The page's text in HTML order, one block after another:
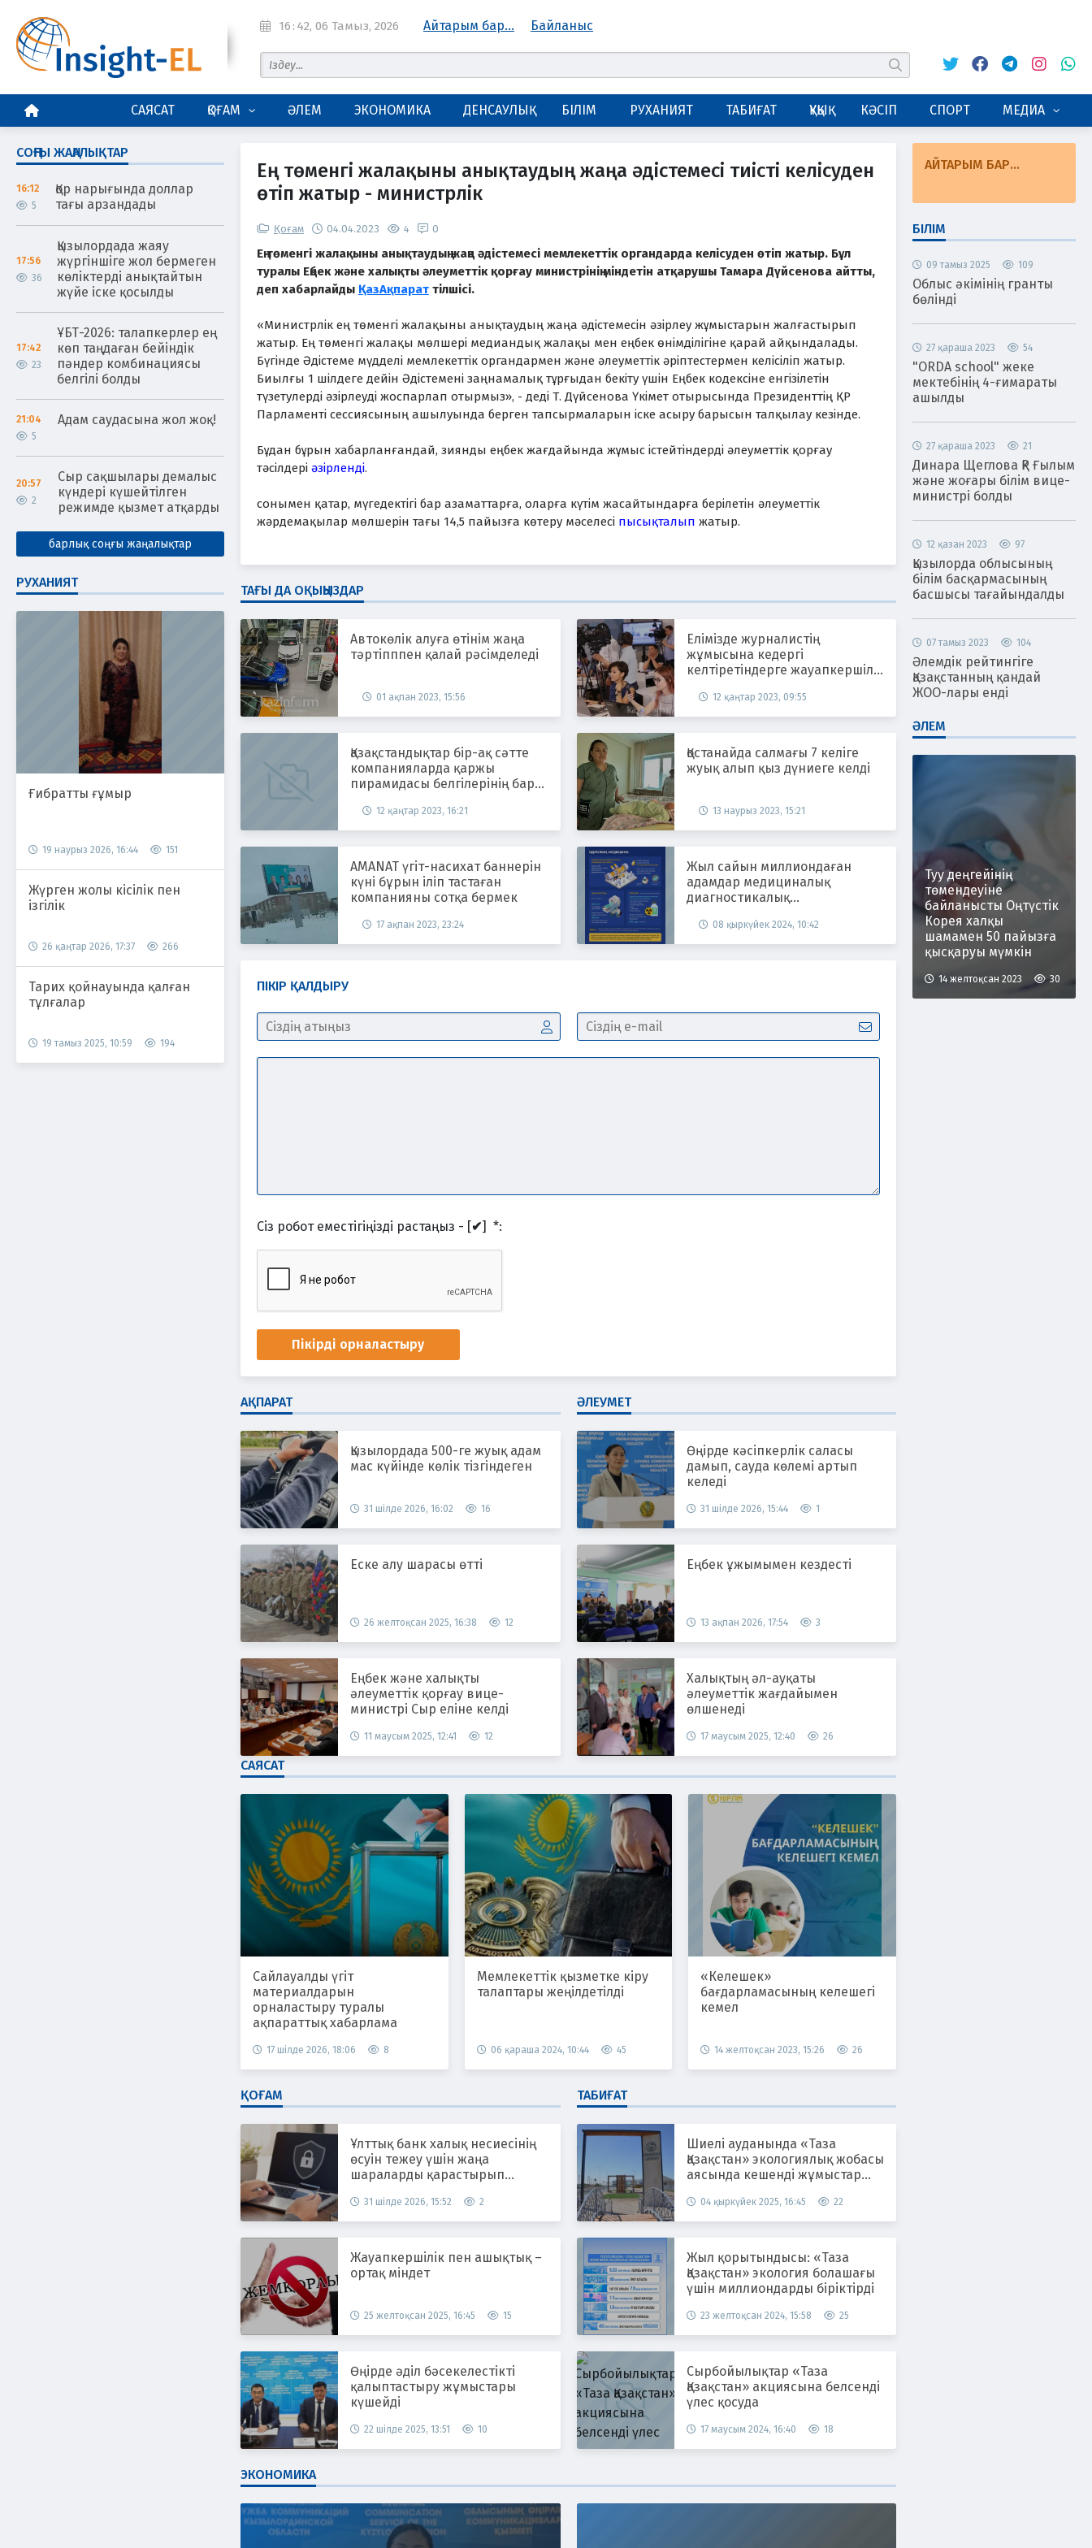
16 : 42, 06 Тамыз, 2026 Айтарым бар... Байланыс
табу
САЯСАТ ҚОҒАМ ӘЛЕМ ЭКОНОМИКА ДЕНСАУЛЫҚ БІЛІМ РУХАНИЯТ ТАБИҒАТ ҚҰҚЫҚ КӘСІП СПОРТ МЕДИА
СОҢҒЫ ЖАҢАЛЫҚТАР
16:12
5
Қор нарығында доллар
тағы арзандады
17:56
36
Қызылордада жаяу
жүргіншіге жол бермеген
көліктерді анықтайтын
жүйе іске қосылды
17:42
23
ҰБТ-2026: талапкерлер ең
көп таңдаған бейіндік
пәндер комбинациясы
белгілі болды
21:04
5
Адам саудасына жол жоқ!
20:57
2
Сыр сақшылары демалыс
күндері күшейтілген
режимде қызмет атқарды
барлық соңғы жаңалықтар
РУХАНИЯТ
Ғибратты ғұмыр
19 наурыз 2026, 16:44 151
Жүрген жолы кісілік пен
ізгілік
26 қаңтар 2026, 17:37 266
Тарих қойнауында қалған
тұлғалар
19 тамыз 2025, 10:59 194
Ең төменгі жалақыны анықтаудың жаңа әдістемесі тиісті келісуден
өтіп жатыр - министрлік
Қоғам 04.04.2023 4 0
Ең төменгі жалақыны анықтаудың жаңа әдістемесі мемлекеттік органдарда келісуден өтіп жатыр. Бұл
туралы Еңбек және халықты әлеуметтік қорғау министрінің міндетін атқарушы Тамара Дүйсенова айтты,
деп хабарлайды ҚазАқпараттілшісі.
«Министрлік ең төменгі жалақыны анықтаудың жаңа әдістемесін әзірлеу жұмыстарын жалғастырып
жатыр. Ең төменгі жалақы мөлшері медиандық жалақы мен еңбек өнімділігіне қарай айқындалады.
Бүгінде Әдістеме мүдделі мемлекеттік органдармен және әлеуметтік әріптестермен келісіліп жатыр.
Биылғы 1 шілдеге дейін Әдістемені заңнамалық тұрғыдан бекіту үшін Еңбек кодексіне енгізілетін
түзетулерді әзірлеуді жоспарлап отырмыз», - деді Т. Дүйсенова Үкімет отырысында Президенттің ҚР
Парламенті сессиясының ашылуында берген тапсырмаларын іске асыру барысын талқылау кезінде.
Бұдан бұрын хабарланғандай, зиянды еңбек жағдайында жұмыс істейтіндерді әлеуметтік қорғау
тәсілдері әзірленді.
сонымен қатар, мүгедектігі бар азаматтарға, оларға күтім жасайтындарға берілетін әлеуметтік
жәрдемақылар мөлшерін тағы 14,5 пайызға көтеру мәселесі пысықталып жатыр.
ТАҒЫ ДА ОҚЫҢЫЗДАР
Автокөлік алуға өтінім жаңа
тәртіпппен қалай рәсімделеді
01 ақпан 2023, 15:56
Елімізде журналистің
жұмысына кедергі
келтіретіндерге жауапкершілік
12 қаңтар 2023, 09:55
Қазақстандықтар бір-ақ сәтте
компанияларда қаржы
пирамидасы белгілерінің бар-
12 қаңтар 2023, 16:21
Қостанайда салмағы 7 келіге
жуық алып қыз дүниеге келді
13 наурыз 2023, 15:21
AMANAT үгіт-насихат баннерін
күні бұрын іліп тастаған
компанияны сотқа бермек
17 ақпан 2023, 23:24
Жыл сайын миллиондаған
адамдар медициналық
диагностикалық
08 қыркүйек 2024, 10:42
ПІКІР ҚАЛДЫРУ
Сіз робот еместігіңізді растаңыз - [✔] *:
Пікірді орналастыру
АҚПАРАТ
Қызылордада 500-ге жуық адам
мас күйінде көлік тізгіндеген
31 шілде 2026, 16:02 16
Еске алу шарасы өтті
26 желтоқсан 2025, 16:38 12
Еңбек және халықты
әлеуметтік қорғау вице-
министрі Сыр еліне келді
11 маусым 2025, 12:41 12
ӘЛЕУМЕТ
Өңірде кәсіпкерлік саласы
дамып, сауда көлемі артып
келеді
31 шілде 2026, 15:44 1
Еңбек ұжымымен кездесті
13 ақпан 2026, 17:54 3
Халықтың әл-ауқаты
әлеуметтік жағдайымен
өлшенеді
17 маусым 2025, 12:40 26
САЯСАТ
Сайлауалды үгіт
материалдарын
орналастыру туралы
ақпараттық хабарлама
17 шілде 2026, 18:06 8
Мемлекеттік қызметке кіру
талаптары жеңілдетілді
06 қараша 2024, 10:44 45
«Келешек»
бағдарламасының келешегі
кемел
14 желтоқсан 2023, 15:26 26
ҚОҒАМ
Ұлттық банк халық несиесінің
өсуін тежеу үшін жаңа
шараларды қарастырып
31 шілде 2026, 15:52 2
Жауапкершілік пен ашықтық –
ортақ міндет
25 желтоқсан 2025, 16:45 15
Өңірде әділ бәсекелестікті
қалыптастыру жұмыстары
күшейді
22 шілде 2025, 13:51 10
ТАБИҒАТ
Шиелі ауданында «Таза
Қазақстан» экологиялық жобасы
аясында кешенді жұмыстар
04 қыркүйек 2025, 16:45 22
Жыл қорытындысы: «Таза
Қазақстан» экология болашағы
үшін миллиондарды біріктірді
23 желтоқсан 2024, 15:58 25
Сырбойылықтар «Таза
Қазақстан» акциясына белсенді
үлес қосуда
17 маусым 2024, 16:40 18
ЭКОНОМИКА
АЙТАРЫМ БАР...
БІЛІМ
09 тамыз 2025 109
Облыс әкімінің гранты
бөлінді
27 қараша 2023 54
"ORDA school" жеке
мектебінің 4-ғимараты
ашылды
27 қараша 2023 21
Динара Щеглова ҚР Ғылым
және жоғары білім вице-
министрі болды
12 қазан 2023 97
Қызылорда облысының
білім басқармасының
басшысы тағайындалды
07 тамыз 2023 104
Әлемдік рейтингіге
Қазақстанның қандай
ЖОО-лары енді
ӘЛЕМ
Туу деңгейінің
төмендеуіне
байланысты Оңтүстік
Корея халқы
шамамен 50 пайызға
қысқаруы мүмкін
14 желтоқсан 2023 30